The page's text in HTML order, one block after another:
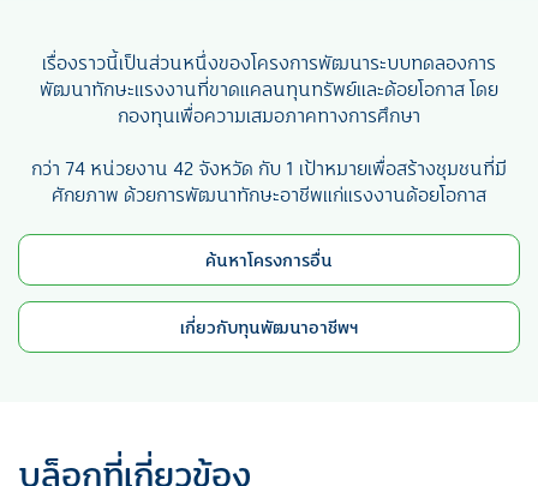
เรื่องราวนี้เป็นส่วนหนึ่งของโครงการพัฒนาระบบทดลองการ
พัฒนาทักษะแรงงานที่ขาดแคลนทุนทรัพย์และด้อยโอกาส โดย
กองทุนเพื่อความเสมอภาคทางการศึกษา
กว่า 74 หน่วยงาน 42 จังหวัด กับ 1 เป้าหมายเพื่อสร้างชุมชนที่มี
ศักยภาพ ด้วยการพัฒนาทักษะอาชีพแก่แรงงานด้อยโอกาส
ค้นหาโครงการอื่น
เกี่ยวกับทุนพัฒนาอาชีพฯ
บล็อกที่เกี่ยวข้อง